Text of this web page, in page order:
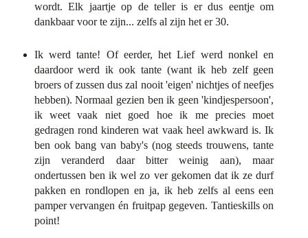
wordt. Elk jaartje op de teller is er dus eentje om
dankbaar voor te zijn... zelfs al zijn het er 30.
Ik werd tante! Of eerder, het Lief werd nonkel en
daardoor werd ik ook tante (want ik heb zelf geen
broers of zussen dus zal nooit 'eigen' nichtjes of neefjes
hebben). Normaal gezien ben ik geen 'kindjespersoon',
ik weet vaak niet goed hoe ik me precies moet
gedragen rond kinderen wat vaak heel awkward is. Ik
ben ook bang van baby's (nog steeds trouwens, tante
zijn veranderd daar bitter weinig aan), maar
ondertussen ben ik wel zo ver gekomen dat ik ze durf
pakken en rondlopen en ja, ik heb zelfs al eens een
pamper vervangen én fruitpap gegeven. Tantieskills on
point!